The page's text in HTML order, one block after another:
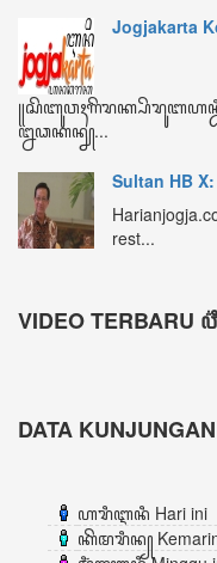
ꦏꦼꦩꦫꦶꦤ꧀
ꦩꦶꦁꦒꦸꦆꦤꦶ Minggu ini
ꦧꦸꦭꦤ꧀ꦆꦤꦶ Bulan ini
ꦏꦼꦱꦼꦭꦸꦫꦸꦲꦤ꧀